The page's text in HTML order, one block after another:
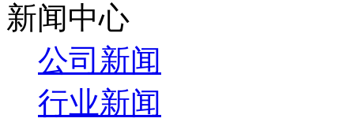
新闻中心
公司新闻
行业新闻